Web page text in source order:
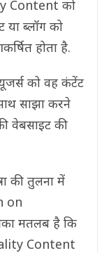
Content को
ब्लॉग को
होता है.
को वह कंटेंट
साझा करने
वेबसाइट की
की तुलना में
on
मतलब है कि
Content